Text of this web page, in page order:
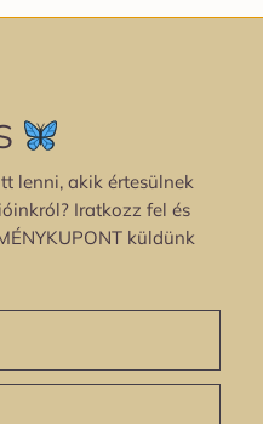
lenni, akik értesülnek
Iratkozz fel és
küldünk